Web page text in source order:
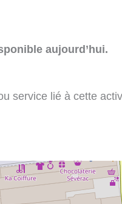
aujourd’hui.
service lié à cette